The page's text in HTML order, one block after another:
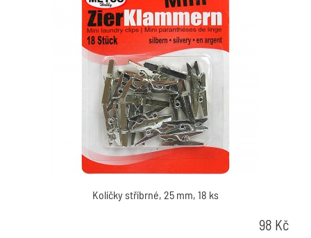
Kolíčky stříbrné, 25 mm, 18 ks
98 Kč